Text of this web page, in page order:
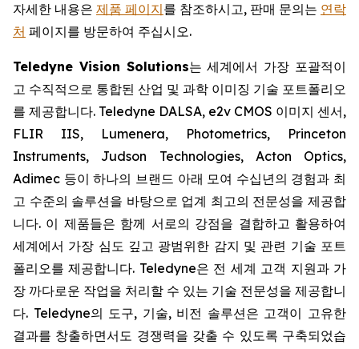
자세한 내용은 제품 페이지를 참조하시고, 판매 문의는 연락
처 페이지를 방문하여 주십시오.
Teledyne Vision Solutions는 세계에서 가장 포괄적이
고 수직적으로 통합된 산업 및 과학 이미징 기술 포트폴리오
를 제공합니다. Teledyne DALSA, e2v CMOS 이미지 센서,
FLIR IIS, Lumenera, Photometrics, Princeton
Instruments, Judson Technologies, Acton Optics,
Adimec 등이 하나의 브랜드 아래 모여 수십년의 경험과 최
고 수준의 솔루션을 바탕으로 업계 최고의 전문성을 제공합
니다. 이 제품들은 함께 서로의 강점을 결합하고 활용하여
세계에서 가장 심도 깊고 광범위한 감지 및 관련 기술 포트
폴리오를 제공합니다. Teledyne은 전 세계 고객 지원과 가
장 까다로운 작업을 처리할 수 있는 기술 전문성을 제공합니
다. Teledyne의 도구, 기술, 비전 솔루션은 고객이 고유한
결과를 창출하면서도 경쟁력을 갖출 수 있도록 구축되었습